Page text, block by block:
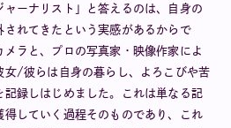
ーナリスト」と答えるのは、自身の
れてきたという実感があるからで
ラと、プロの写真家・映像作家によ
女/彼らは自身の暮らし、よろこびや苦
記録しはじめました。これは単なる記
していく過程そのものであり、これ